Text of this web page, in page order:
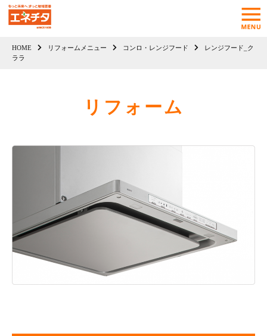
HOME リフォームメニュー コンロ・レンジフード
レンジフード_ク
ララ
リフォーム